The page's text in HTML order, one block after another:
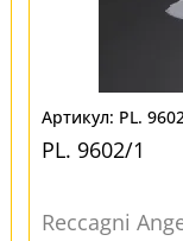
PL.
PL. 9602/1
Reccagni